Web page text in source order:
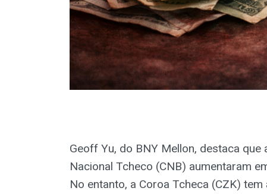
Geoff Yu, do BNY Mellon, destaca
Nacional Tcheco (CNB) aumentaram
No entanto, a Coroa Tcheca (CZK)